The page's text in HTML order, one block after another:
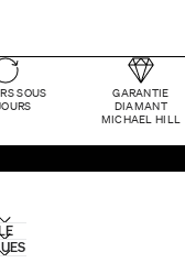
SOUS
GARANTIE
DIAMANT
MICHAEL HILL